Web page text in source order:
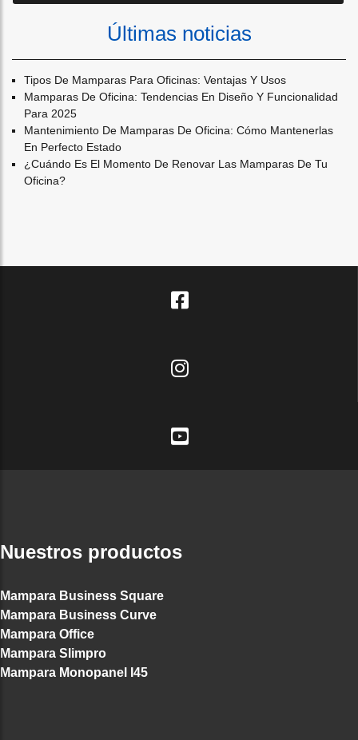
Últimas noticias
Tipos De Mamparas Para Oficinas: Ventajas Y Usos
Mamparas De Oficina: Tendencias En Diseño Y Funcionalidad
Para 2025
Mantenimiento De Mamparas De Oficina: Cómo Mantenerlas
En Perfecto Estado
¿cuándo Es El Momento De Renovar Las Mamparas De Tu
Oficina?
Nuestros productos
Mampara Business Square
Mampara Business Curve
Mampara Office
Mampara Slimpro
Mampara Monopanel I45